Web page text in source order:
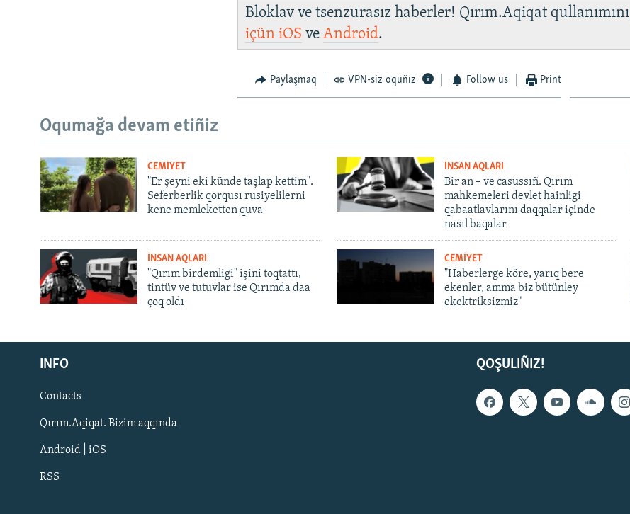
Русский
Українською
QOŞULIÑIZ!
Bloklav ve tsenzurasız haberler! Qırım.Aqiqat qullanımını
içüniOS veAndroid.
Paylaşmaq VPN-siz oquñız Follow us Print
Oqumağa devam etiñiz
CEMİYET
"Er şeyni eki künde taşlap kettim".
Seferberlik qorqusı rusiyelilerni
kene memleketten quva
İNSAN AQLARI
Bir an – ve casussıñ. Qırım
mahkemeleri devlet hainligi
qabaatlavlarını daqqalar içinde
nasıl baqalar
İNSAN AQLARI
"Qırım birdemligi" işini toqtattı,
tintüv ve tutuvlar ise Qırımda daa
çoq oldı
CEMİYET
"Haberlerge köre, yarıq bere
ekenler, amma biz bütünley
ekektriksizmiz"
QOŞULIÑIZ!
INFO
Contacts
Qırım.Aqiqat. Bizim aqqında
Android | iOS
RSS